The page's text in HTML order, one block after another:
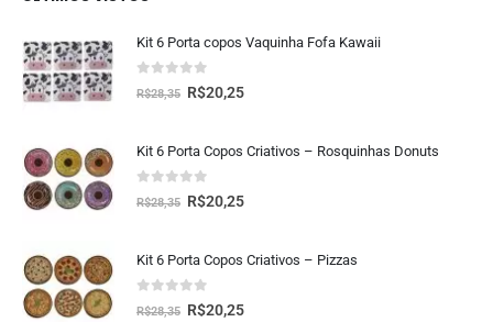
Kit 6 Porta copos Vaquinha Fofa Kawaii
fora de 5
R$28,35 R$20,25
Kit 6 Porta Copos Criativos – Rosquinhas Donuts
fora de 5
R$28,35 R$20,25
Kit 6 Porta Copos Criativos – Pizzas
fora de 5
R$28,35 R$20,25